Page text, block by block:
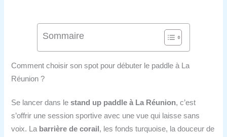
Sommaire
Comment choisir son spot pour débuter le paddle à La
Réunion ?
Se lancer dans lestand up paddle à La Réunion, c’est
s’offrir une session sportive avec une vue qui laisse sans
voix. La barrière de corail , les fonds turquoise, la douceur de